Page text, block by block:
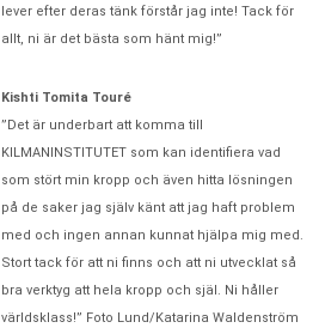
lever efter deras tänk förstår jag inte! Tack för
allt, ni är det bästa som hänt mig!”
Kishti Tomita Touré
”Det är underbart att komma till
KILMANINSTITUTET som kan identifiera vad
som stört min kropp och även hitta lösningen
på de saker jag själv känt att jag haft problem
med och ingen annan kunnat hjälpa mig med.
Stort tack för att ni finns och att ni utvecklat så
bra verktyg att hela kropp och själ. Ni håller
världsklass!” Foto Lund/Katarina Waldenström